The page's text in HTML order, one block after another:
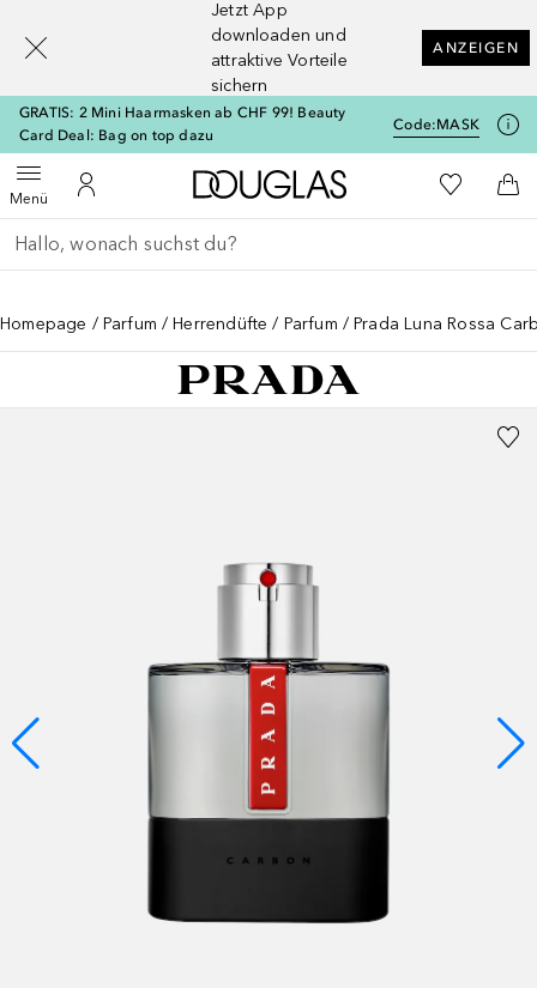
Jetzt App
downloaden und
attraktive Vorteile
sichern
ANZEIGEN
GRATIS: 2 Mini Haarmasken ab CHF 99! Beauty
Card Deal: Bag on top dazu
Code:MASK
MenüMenü öffnenZu Meinem Kundenkonto
Zur Douglas Startseite
Zu Meiner
Gehe zurück
Suche ausführen
Homepage Parfum Herrendüfte Parfum Prada Luna Rossa
[navigation.slideout.screenreader]